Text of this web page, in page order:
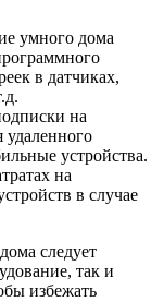
умного дома
в датчиках,
на
удаленного
устройства.
на
в случае
следует
так и
избежать